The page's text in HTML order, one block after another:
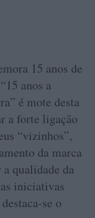
15 anos de
anos a
é mote desta
a forte ligação
“vizinhos”,
da marca
qualidade da
iniciativas
se o